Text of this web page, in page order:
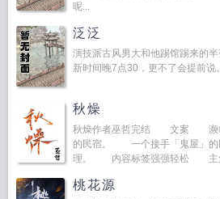
呢...
泛泛
演技派古风男大和他踢馆踢来的
新时间晚7点30，更不了会提前说
秋燥
秋燥作者巫哲完结 文案 濒临
的民宿。 一个接手「鬼屋」的
理。 内容标签强强轻松 主
桃花源